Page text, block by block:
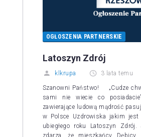
OGŁOSZENIA PARTNERSKIE
Latoszyn Zdrój
klkrupa 3 lata temu
Szanowni Państwo! „Cudze
sami nie wiecie co
zawierające ludową mądrość
w Polsce Uzdrowiska jakim jest
ubiegłego roku Latoszyn
zdarza, że mieszkańcy